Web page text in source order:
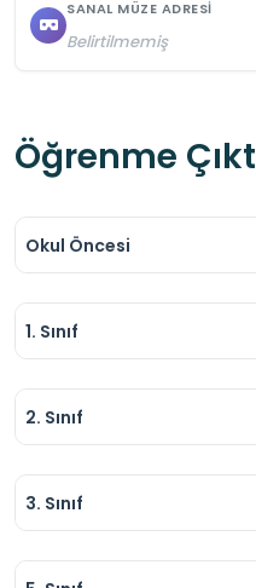
SANAL MÜZE ADRESI
Belirtilmemiş
Öğrenme
Okul Öncesi
1. Sınıf
2. Sınıf
3. Sınıf